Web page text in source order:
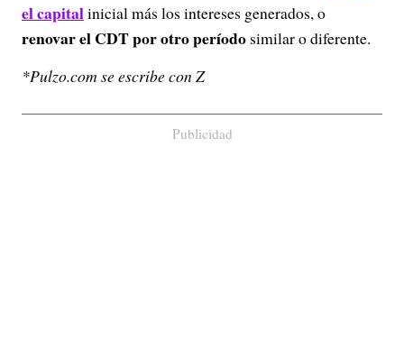
el capitalinicial más los intereses generados, o
renovar el CDT por otro período similar o diferente.
*Pulzo.com se escribe con Z
Publicidad